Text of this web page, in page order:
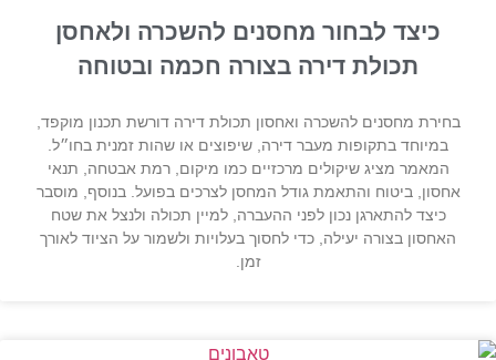
כיצד לבחור מחסנים להשכרה ולאחסן
תכולת דירה בצורה חכמה ובטוחה
בחירת מחסנים להשכרה ואחסון תכולת דירה דורשת תכנון מוקפד,
במיוחד בתקופות מעבר דירה, שיפוצים או שהות זמנית בחו״ל.
המאמר מציג שיקולים מרכזיים כמו מיקום, רמת אבטחה, תנאי
אחסון, ביטוח והתאמת גודל המחסן לצרכים בפועל. בנוסף, מוסבר
כיצד להתארגן נכון לפני ההעברה, למיין תכולה ולנצל את שטח
האחסון בצורה יעילה, כדי לחסוך בעלויות ולשמור על הציוד לאורך
זמן.